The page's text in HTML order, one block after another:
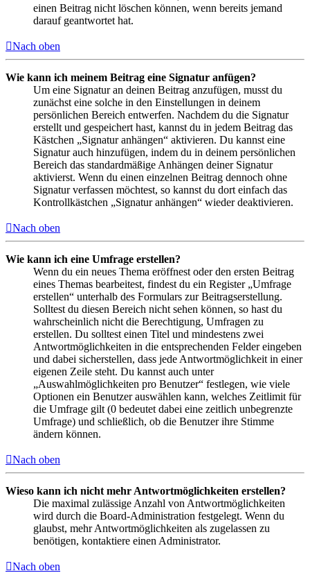
einen Beitrag nicht löschen können, wenn bereits jemand
darauf geantwortet hat.
Nach oben
Wie kann ich meinem Beitrag eine Signatur anfügen?
Um eine Signatur an deinen Beitrag anzufügen, musst du
zunächst eine solche in den Einstellungen in deinem
persönlichen Bereich entwerfen. Nachdem du die Signatur
erstellt und gespeichert hast, kannst du in jedem Beitrag das
Kästchen „Signatur anhängen“ aktivieren. Du kannst eine
Signatur auch hinzufügen, indem du in deinem persönlichen
Bereich das standardmäßige Anhängen deiner Signatur
aktivierst. Wenn du einen einzelnen Beitrag dennoch ohne
Signatur verfassen möchtest, so kannst du dort einfach das
Kontrollkästchen „Signatur anhängen“ wieder deaktivieren.
Nach oben
Wie kann ich eine Umfrage erstellen?
Wenn du ein neues Thema eröffnest oder den ersten Beitrag
eines Themas bearbeitest, findest du ein Register „Umfrage
erstellen“ unterhalb des Formulars zur Beitragserstellung.
Solltest du diesen Bereich nicht sehen können, so hast du
wahrscheinlich nicht die Berechtigung, Umfragen zu
erstellen. Du solltest einen Titel und mindestens zwei
Antwortmöglichkeiten in die entsprechenden Felder eingeben
und dabei sicherstellen, dass jede Antwortmöglichkeit in einer
eigenen Zeile steht. Du kannst auch unter
„Auswahlmöglichkeiten pro Benutzer“ festlegen, wie viele
Optionen ein Benutzer auswählen kann, welches Zeitlimit für
die Umfrage gilt (0 bedeutet dabei eine zeitlich unbegrenzte
Umfrage) und schließlich, ob die Benutzer ihre Stimme
ändern können.
Nach oben
Wieso kann ich nicht mehr Antwortmöglichkeiten erstellen?
Die maximal zulässige Anzahl von Antwortmöglichkeiten
wird durch die Board-Administration festgelegt. Wenn du
glaubst, mehr Antwortmöglichkeiten als zugelassen zu
benötigen, kontaktiere einen Administrator.
Nach oben